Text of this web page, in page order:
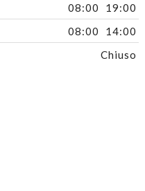
08:00 19:00
08:00 14:00
Chiuso